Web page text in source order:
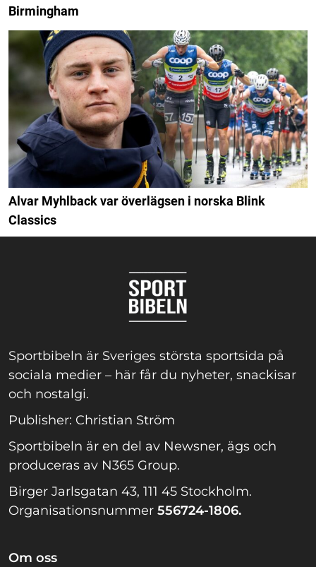
Birmingham
Alvar Myhlback var överlägsen i norska Blink
Classics
Sportbibeln är Sveriges största sportsida på
sociala medier – här får du nyheter, snackisar
och nostalgi.
Publisher: Christian Ström
Sportbibeln är en del av Newsner, ägs och
produceras av N365 Group.
Birger Jarlsgatan 43, 111 45 Stockholm.
Organisationsnummer 556724-1806.
Om oss